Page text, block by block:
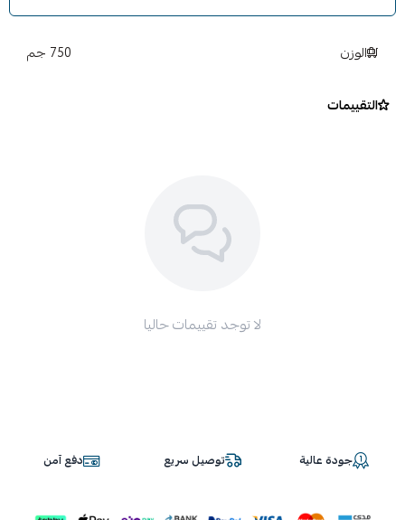
الوزن 750 جم
التقييمات
لا توجد تقييمات حاليا
جودة عالية توصيل سريع دفع آمن